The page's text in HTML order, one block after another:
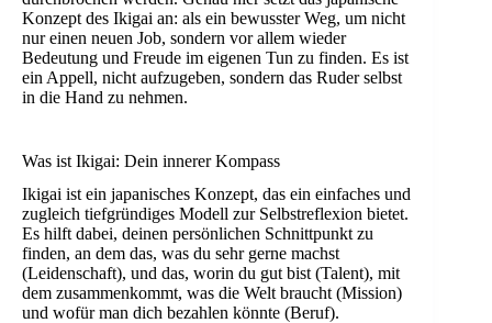
Konzept des Ikigai an: als ein bewusster Weg, um nicht
nur einen neuen Job, sondern vor allem wieder
Bedeutung und Freude im eigenen Tun zu finden. Es ist
ein Appell, nicht aufzugeben, sondern das Ruder selbst
in die Hand zu nehmen.
Was ist Ikigai: Dein innerer Kompass
Ikigai ist ein japanisches Konzept, das ein einfaches und
zugleich tiefgründiges Modell zur Selbstreflexion bietet.
Es hilft dabei, deinen persönlichen Schnittpunkt zu
finden, an dem das, was du sehr gerne machst
(Leidenschaft), und das, worin du gut bist (Talent), mit
dem zusammenkommt, was die Welt braucht (Mission)
und wofür man dich bezahlen könnte (Beruf).